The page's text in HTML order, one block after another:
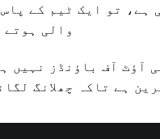
والی ہوتے ہیں۔ 21 پوائنٹس حاصل کرنے والی
ہے تاکہ چھلانگ